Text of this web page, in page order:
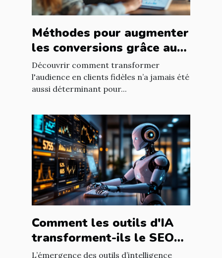
Méthodes pour augmenter
les conversions grâce au
ciblage marketing
Découvrir comment transformer
l'audience en clients fidèles n’a jamais été
aussi déterminant pour...
Comment les outils d'IA
transforment-ils le SEO
pour les blogs
L’émergence des outils d’intelligence